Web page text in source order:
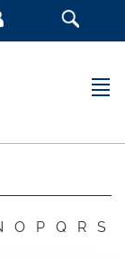
O P Q R S